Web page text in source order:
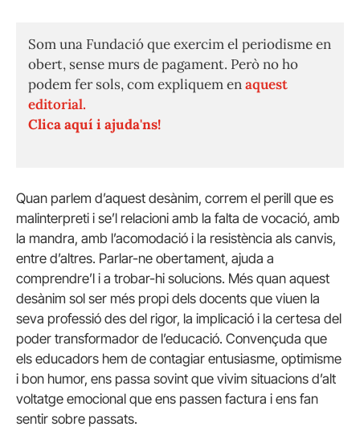
Som una Fundació que exercim el periodisme en
obert, sense murs de pagament. Però no ho
podem fer sols, com expliquem enaquest
editorial.
Clica aquí i ajuda'ns!
Quan parlem d’aquest desànim, correm el perill que es
malinterpreti i se’l relacioni amb la falta de vocació, amb
la mandra, amb l’acomodació i la resistència als canvis,
entre d’altres. Parlar-ne obertament, ajuda a
comprendre’l i a trobar-hi solucions. Més quan aquest
desànim sol ser més propi dels docents que viuen la
seva professió des del rigor, la implicació i la certesa del
poder transformador de l’educació. Convençuda que
els educadors hem de contagiar entusiasme, optimisme
i bon humor, ens passa sovint que vivim situacions d’alt
voltatge emocional que ens passen factura i ens fan
sentir sobre passats.